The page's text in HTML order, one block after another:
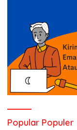
Popular Populer